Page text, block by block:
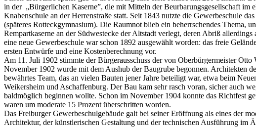
in der „Bürgerlichen Kaserne”, die mit Mitteln der Beurbarungsgesellschaft im
Knabenschule an der Herrenstraße statt. Seit 1843 nutzte die Gewerbeschule
(späteres Rotteckgymnasium). Die Raumnot blieb ein beherrschendes Thema,
Rempartkaserne an der Südwestecke der Altstadt verlegt, deren Abriß
eine neue Gewerbeschule war schon 1892 ausgewählt worden: das freie
ersten Entwürfe und eine Kostenberechnung vor.
Am 11. Juli 1902 stimmte der Bürgerausschuss der von Oberbürgermeister
November 1902 wurde mit dem Aushub der Baugrube begonnen. Architekten
bewährtes Team, das an vielen Bauten jener Jahre beteiligt war, etwa beim
Weikersheim und Aschaffenburg. Der Bau kam sehr rasch voran, sicher auch
baldmöglich beginnen wollte. Schon im November 1904 konnte das Richtfest
waren um moderate 15 Prozent überschritten worden.
Das Freiburger Gewerbeschulgebäude galt bei seiner Eröffnung als eines der
Architektur, der künstlerischen Gestaltung und der technischen Ausführung im